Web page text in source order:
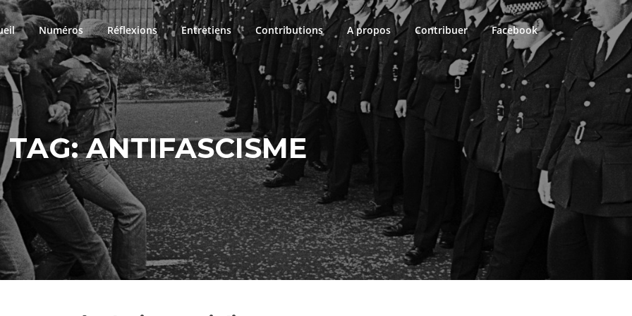
Numéros Réflexions Entretiens Contributions A propos Contribuer Facebook
TAG:ANTIFASCISME